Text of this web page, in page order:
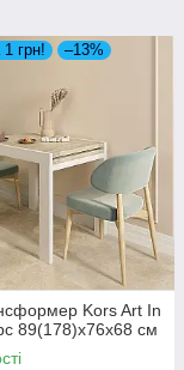
грн! –13%
Kors Art In
89(178)x76x68 см